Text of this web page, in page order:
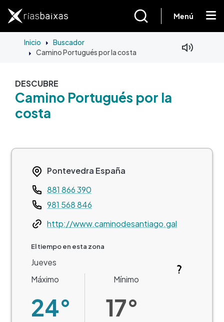
Menú
Inicio Buscador
Camino Portugués por la costa
DESCUBRE
Camino Portugués por la
costa
Pontevedra España
Teléfono
881 866 390
981 568 846
Webhttp://www.caminodesantiago.gal
El tiempo en esta zona
Jueves
Máximo
24°
Mínimo
17°